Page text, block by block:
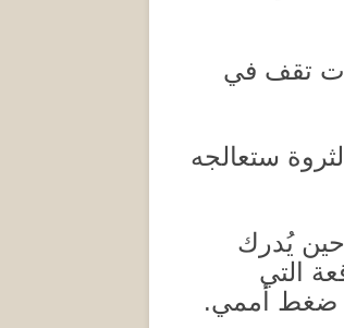
تقف في
ستعالجه
حين يُدرك
التي
ضغط أممي.